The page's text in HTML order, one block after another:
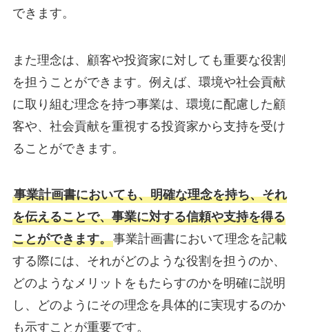
できます。
また理念は、顧客や投資家に対しても重要な役割
を担うことができます。例えば、環境や社会貢献
に取り組む理念を持つ事業は、環境に配慮した顧
客や、社会貢献を重視する投資家から支持を受け
ることができます。
事業計画書においても、明確な理念を持ち、それ
を伝えることで、事業に対する信頼や支持を得る
ことができます。事業計画書において理念を記載
する際には、それがどのような役割を担うのか、
どのようなメリットをもたらすのかを明確に説明
し、どのようにその理念を具体的に実現するのか
も示すことが重要です。